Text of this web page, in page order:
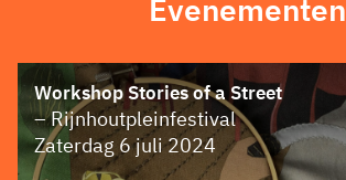
Evenementen
Workshop Stories of a Street
– Rijnhoutpleinfestival
Zaterdag 6 juli 2024